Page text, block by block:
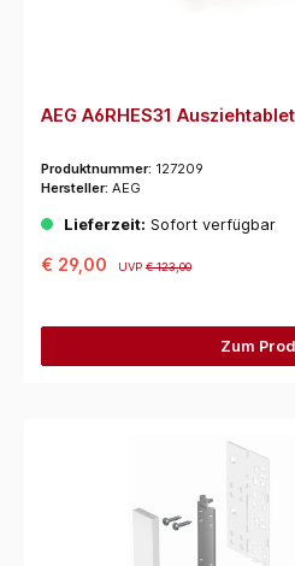
AEG A6RHES31
Produktnummer: 127209
Hersteller: AEG
Lieferzeit: Sofort verfügbar
€ 29,00 UVP€ 123,00
Zum